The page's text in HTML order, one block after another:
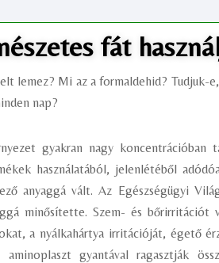
fát
lemez? Mi az a formaldehid? Tudjuk-
nap?
gyakran nagy
használatából, jelenlétéből
anyaggá vált. Az Egészségügyi
minősítette. Szem- és
a nyálkahártya irritációját, égető
aminoplaszt gyantával ragasztják